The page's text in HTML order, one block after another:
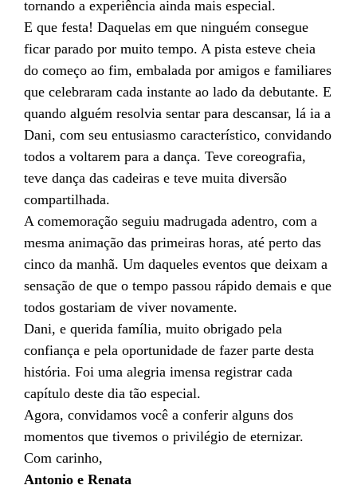
tornando a experiência ainda mais especial.
E que festa! Daquelas em que ninguém consegue
ficar parado por muito tempo. A pista esteve cheia
do começo ao fim, embalada por amigos e familiares
que celebraram cada instante ao lado da debutante. E
quando alguém resolvia sentar para descansar, lá ia a
Dani, com seu entusiasmo característico, convidando
todos a voltarem para a dança. Teve coreografia,
teve dança das cadeiras e teve muita diversão
compartilhada.
A comemoração seguiu madrugada adentro, com a
mesma animação das primeiras horas, até perto das
cinco da manhã. Um daqueles eventos que deixam a
sensação de que o tempo passou rápido demais e que
todos gostariam de viver novamente.
Dani, e querida família, muito obrigado pela
confiança e pela oportunidade de fazer parte desta
história. Foi uma alegria imensa registrar cada
capítulo deste dia tão especial.
Agora, convidamos você a conferir alguns dos
momentos que tivemos o privilégio de eternizar.
Com carinho,
Antonio e Renata